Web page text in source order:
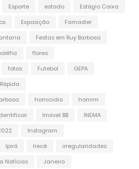
Esporte estado
Estágio Caixa
Exposição
Famaster
Festas em Ruy Barbosa
flores
fotos Futebol
GEPA
homicidio
homrm
Imóvel BB
INEMA
Instagram
Ipirá Irecê
irregularidades
Notícias
Janeiro